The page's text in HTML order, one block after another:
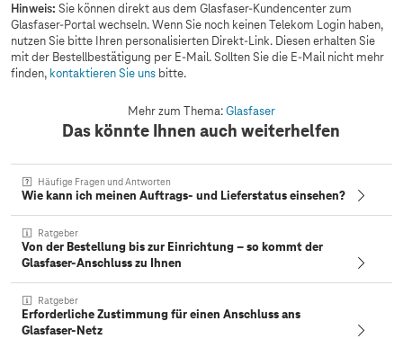
Hinweis: Sie können direkt aus dem Glasfaser-Kundencenter zum
Glasfaser-Portal wechseln. Wenn Sie noch keinen Telekom Login haben,
nutzen Sie bitte Ihren personalisierten Direkt-Link. Diesen erhalten Sie
mit der Bestellbestätigung per E-Mail. Sollten Sie die E-Mail nicht mehr
finden, kontaktieren Sie uns bitte.
Mehr zum Thema:Glasfaser
Das könnte Ihnen auch weiterhelfen
Häufige Fragen und Antworten
Wie kann ich meinen Auftrags- und Lieferstatus einsehen?
Ratgeber
Von der Bestellung bis zur Einrichtung – so kommt der
Glasfaser-Anschluss zu Ihnen
Ratgeber
Erforderliche Zustimmung für einen Anschluss ans
Glasfaser-Netz